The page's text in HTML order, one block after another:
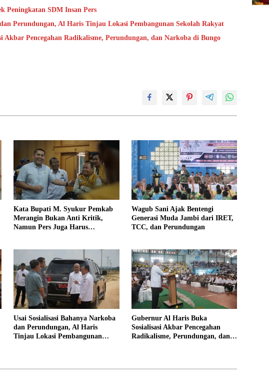
Peningkatan SDM Insan Pers
Perundungan, Al Haris Tinjau Lokasi Pembangunan Sekolah Rakyat
Akbar Pencegahan Radikalisme, Perundungan, dan Narkoba di Bungo
Kata Bupati M. Syukur Pemkab
Merangin Bukan Anti Kritik,
Namun Pers Juga Harus
Wagub Sani Ajak Bentengi
Generasi Muda Jambi dari IRET,
TCC, dan Perundungan
Usai Sosialisasi Bahanya Narkoba
dan Perundungan, Al Haris
Tinjau Lokasi Pembangunan
Gubernur Al Haris Buka
Sosialisasi Akbar Pencegahan
Radikalisme, Perundungan, dan